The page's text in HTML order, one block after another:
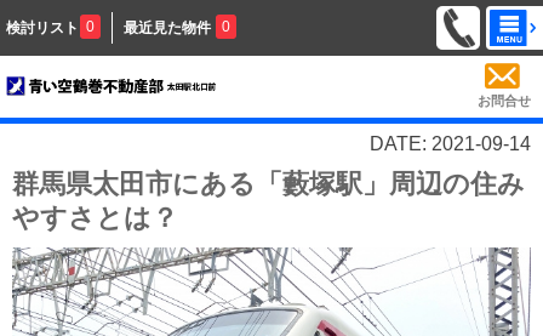
検討リスト 0 最近見た物件 0
お問合せ
DATE: 2021-09-14
群馬県太田市にある「藪塚駅」周辺の住み
やすさとは？